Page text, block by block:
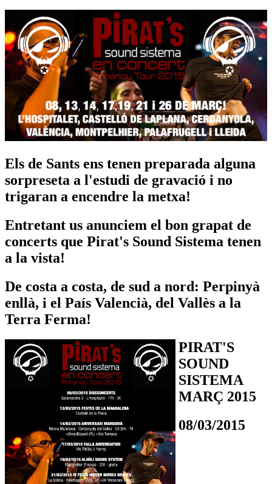
Els de Sants ens tenen preparada alguna
sorpreseta a l'estudi de gravació i no
trigaran a encendre la metxa!
Entretant us anunciem el bon grapat de
concerts que Pirat's Sound Sistema tenen
a la vista!
De costa a costa, de sud a nord: Perpinyà
enllà, i el País Valencià, del Vallès a la
Terra Ferma!
PIRAT'S
SOUND
SISTEMA
MARÇ 2015
08/03/2015